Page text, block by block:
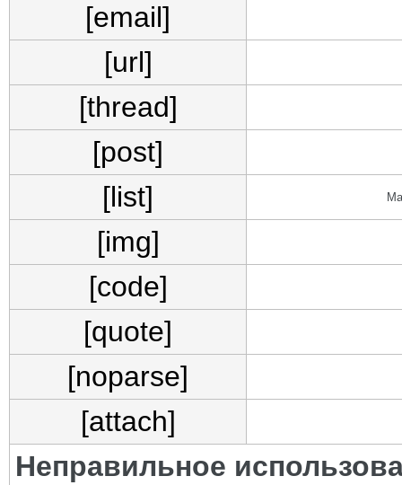
[email]
[url]
[thread]
[post]
[list]
[img]
[code]
[quote]
[noparse]
[attach]
Неправильное